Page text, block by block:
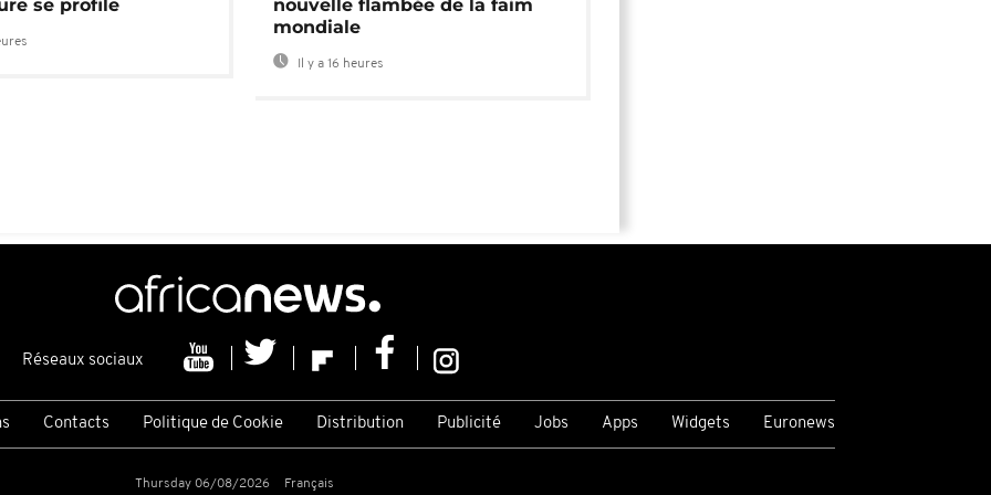
se profile
nouvelle flambée de la faim
mondiale
Il y a 16 heures
Réseaux sociaux
Contacts Politique de Cookie Distribution Publicité Jobs Apps Widgets Euronews
Thursday 06/08/2026